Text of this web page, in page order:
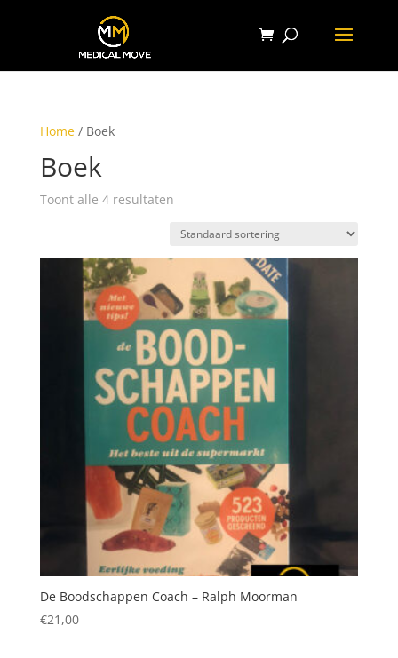
Home/ Boek
Boek
Toont alle 4 resultaten
De Boodschappen Coach – Ralph Moorman
€21,00